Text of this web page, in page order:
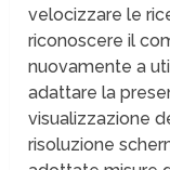
velocizzare le
riconoscere il
nuovamente a
adattare la
visualizzazione
risoluzione